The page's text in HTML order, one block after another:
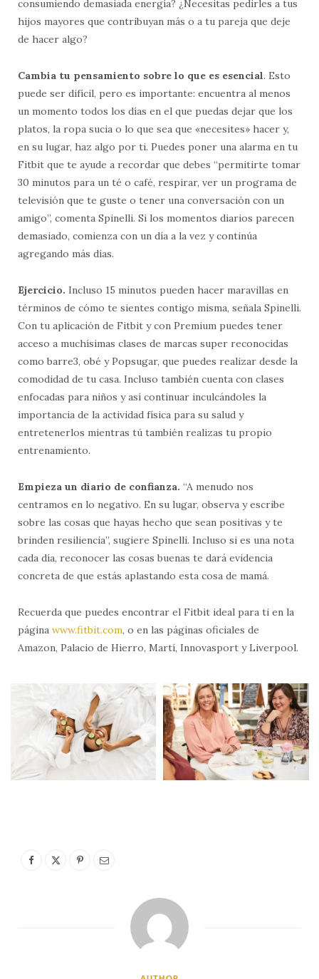
consumiendo demasiada energía? ¿Necesitas pedirles a tus
hijos mayores que contribuyan más o a tu pareja que deje
de hacer algo?
Cambia tu pensamiento sobre lo que es esencial. Esto
puede ser difícil, pero es importante: encuentra al menos
un momento todos los días en el que puedas dejar que los
platos, la ropa sucia o lo que sea que «necesites» hacer y,
en su lugar, haz algo por ti. Puedes poner una alarma en tu
Fitbit que te ayude a recordar que debes “permitirte tomar
30 minutos para un té o café, respirar, ver un programa de
televisión que te guste o tener una conversación con un
amigo”, comenta Spinelli. Si los momentos diarios parecen
demasiado, comienza con un día a la vez y continúa
agregando más días.
Ejercicio. Incluso 15 minutos pueden hacer maravillas en
términos de cómo te sientes contigo misma, señala Spinelli.
Con tu aplicación de Fitbit y con Premium puedes tener
acceso a muchísimas clases de marcas super reconocidas
como barre3, obé y Popsugar, que puedes realizar desde la
comodidad de tu casa. Incluso también cuenta con clases
enfocadas para niños y así continuar inculcándoles la
importancia de la actividad física para su salud y
entretenerlos mientras tú también realizas tu propio
entrenamiento.
Empieza un diario de confianza. “A menudo nos
centramos en lo negativo. En su lugar, observa y escribe
sobre las cosas que hayas hecho que sean positivas y te
brinden resiliencia”, sugiere Spinelli. Incluso si es una nota
cada día, reconocer las cosas buenas te dará evidencia
concreta de que estás aplastando esta cosa de mamá.
Recuerda que puedes encontrar el Fitbit ideal para ti en la
página www.fitbit.com, o en las páginas oficiales de
Amazon, Palacio de Hierro, Martí, Innovasport y Liverpool.